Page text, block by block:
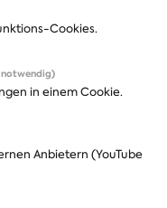
Cookies.
in einem Cookie.
Anbietern (YouTube